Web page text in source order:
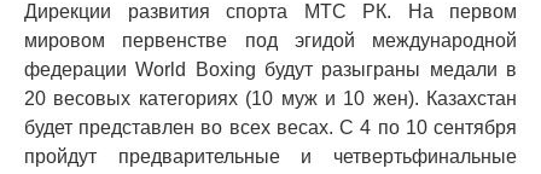
Дирекции развития спорта МТС РК. На первом
мировом первенстве под эгидой международной
федерации World Boxing будут разыграны медали в
20 весовых категориях (10 муж и 10 жен). Казахстан
будет представлен во всех весах. С 4 по 10 сентября
пройдут предварительные и четвертьфинальные